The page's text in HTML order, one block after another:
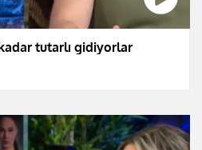
tutarlı gidiyorlar